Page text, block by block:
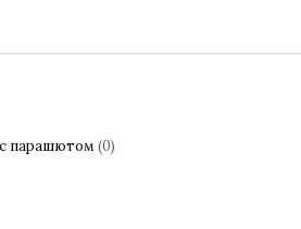
парашютом(0)